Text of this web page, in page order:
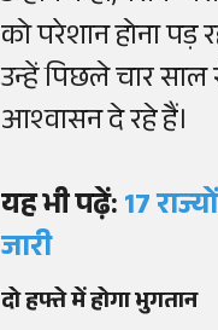
को परेशान होना पड़
उन्हें पिछले चार
आश्वासन दे रहे हैं।
यह भी पढ़ें:17
जारी
दो हफ्ते में होगा भुगतान